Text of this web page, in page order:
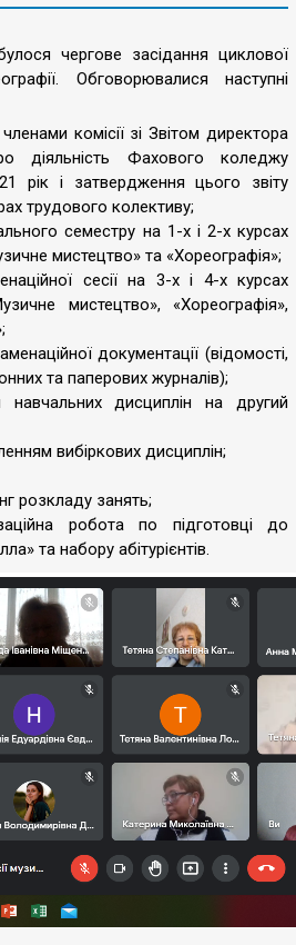
чергове засідання циклової
Обговорювалися наступні
комісії зі Звітом директора
Фахового коледжу
рік і затвердження цього звіту
трудового колективу;
семестру на 1-х і 2-х курсах
мистецтво» та «Хореографія»;
сесії на 3-х і 4-х курсах
мистецтво», «Хореографія»,
документації (відомості,
та паперових журналів);
навчальних дисциплін на другий
вибіркових дисциплін;
розкладу занять;
робота по підготовці до
та набору абітурієнтів.